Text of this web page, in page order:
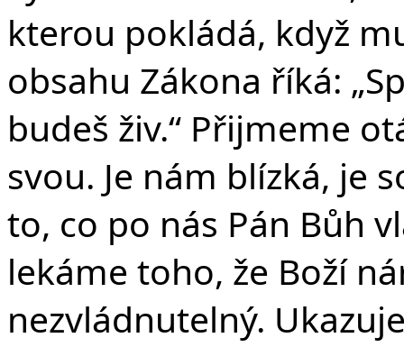
kterou pokládá, když
obsahu Zákona říká:
budeš živ.“ Přijmeme
svou. Je nám blízká, je
to, co po nás Pán Bůh
lekáme toho, že Boží
nezvládnutelný.